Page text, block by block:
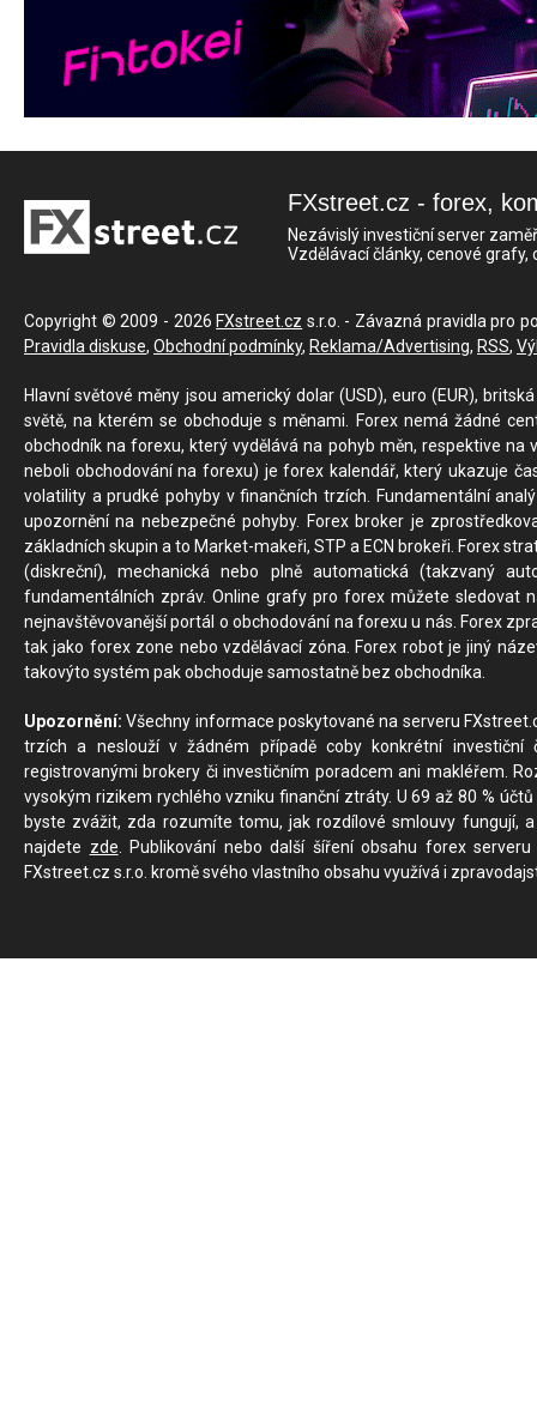
FXstreet.cz - forex,
Nezávislý investiční server
Vzdělávací články, cenové
Copyright © 2009 - 2026 FXstreet.cz s.r.o. - Závazná pravidla pro
Pravidla diskuse, Obchodní podmínky, Reklama/Advertising, RSS,
Hlavní světové měny jsou americký dolar (USD), euro (EUR),
světě, na kterém se obchoduje s měnami. Forex nemá žádné
obchodník na forexu, který vydělává na pohyb měn, respektive
neboli obchodování na forexu) je forex kalendář, který ukazuje
volatility a prudké pohyby v finančních trzích. Fundamentální
upozornění na nebezpečné pohyby. Forex broker je
základních skupin a to Market-makeři, STP a ECN brokeři. Forex
(diskreční), mechanická nebo plně automatická (takzvaný
fundamentálních zpráv. Online grafy pro forex můžete sledovat
nejnavštěvovanější portál o obchodování na forexu u nás. Forex
tak jako forex zone nebo vzdělávací zóna. Forex robot je jiný
takovýto systém pak obchoduje samostatně bez obchodníka.
Upozornění: Všechny informace poskytované na serveru
trzích a neslouží v žádném případě coby konkrétní investiční
registrovanými brokery či investičním poradcem ani makléřem.
vysokým rizikem rychlého vzniku finanční ztráty. U 69 až 80 %
byste zvážit, zda rozumíte tomu, jak rozdílové smlouvy fungují,
najdete zde. Publikování nebo další šíření obsahu forex
FXstreet.cz s.r.o. kromě svého vlastního obsahu využívá i